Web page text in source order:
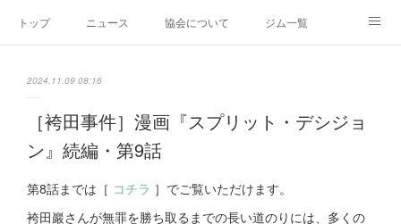
トップ ニュース 協会について ジム一覧
2024.11.09 08:16
［袴田事件］漫画『スプリット・デシジョ
ン』続編・第9話
第8話までは［ コチラ ］でご覧いただけます。
袴田巖さんが無罪を勝ち取るまでの長い道のりには、多くの